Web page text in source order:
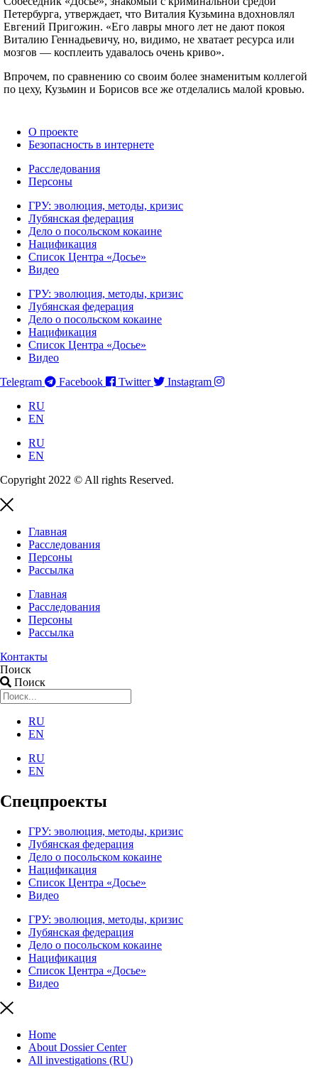
Петербурга, утверждает, что Виталия Кузьмина вдохновлял
Евгений Пригожин. «Его лавры много лет не дают покоя
Виталию Геннадьевичу, но, видимо, не хватает ресурса или
мозгов — косплеить удавалось очень криво».
Впрочем, по сравнению со своим более знаменитым коллегой
по цеху, Кузьмин и Борисов все же отделались малой кровью.
О проекте
Безопасность в интернете
Расследования
Персоны
ГРУ: эволюция, методы, кризис
Лубянская федерация
Дело о посольском кокаине
Нацификация
Список Центра «Досье»
Видео
ГРУ: эволюция, методы, кризис
Лубянская федерация
Дело о посольском кокаине
Нацификация
Список Центра «Досье»
Видео
Telegram
Facebook Twitter
Instagram
RU
EN
RU
EN
Copyright 2022 © All rights Reserved.
Главная
Расследования
Персоны
Рассылка
Главная
Расследования
Персоны
Рассылка
Контакты
Поиск
Поиск
RU
EN
RU
EN
Спецпроекты
ГРУ: эволюция, методы, кризис
Лубянская федерация
Дело о посольском кокаине
Нацификация
Список Центра «Досье»
Видео
ГРУ: эволюция, методы, кризис
Лубянская федерация
Дело о посольском кокаине
Нацификация
Список Центра «Досье»
Видео
Home
About Dossier Center
All investigations (RU)